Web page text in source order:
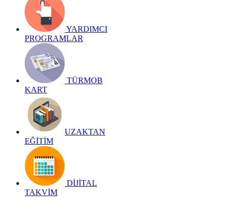
YARDIMCI
PROGRAMLAR
TÜRMOB
KART
UZAKTAN
EĞİTİM
DİJİTAL
TAKVİM